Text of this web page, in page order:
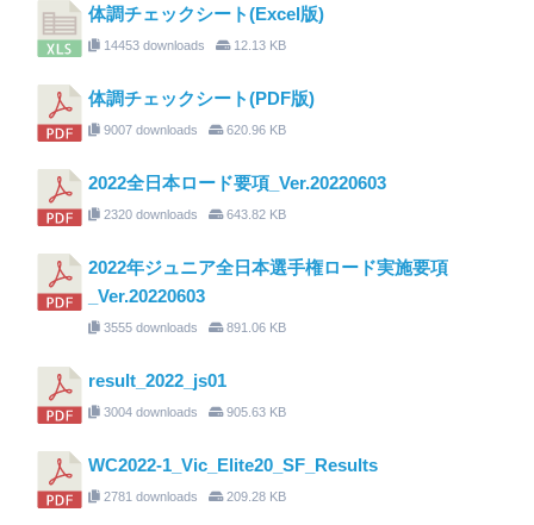
体調チェックシート(Excel版)
14453 downloads 12.13 KB
体調チェックシート(PDF版)
9007 downloads 620.96 KB
2022全日本ロード要項_Ver.20220603
2320 downloads 643.82 KB
2022年ジュニア全日本選手権ロード実施要項
_Ver.20220603
3555 downloads 891.06 KB
result_2022_js01
3004 downloads 905.63 KB
WC2022-1_Vic_Elite20_SF_Results
2781 downloads 209.28 KB